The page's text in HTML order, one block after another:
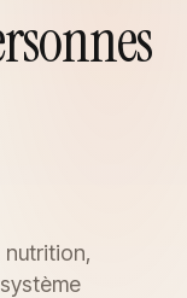
nutrition,